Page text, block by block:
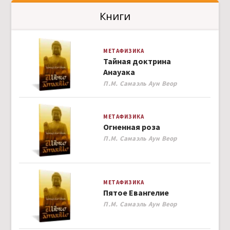
Книги
МЕТАФИЗИКА
Тайная доктрина
Анауака
Author
П.М. Самаэль Аун Веор
МЕТАФИЗИКА
Огненная роза
Author
П.М. Самаэль Аун Веор
МЕТАФИЗИКА
Пятое Евангелие
Author
П.М. Самаэль Аун Веор